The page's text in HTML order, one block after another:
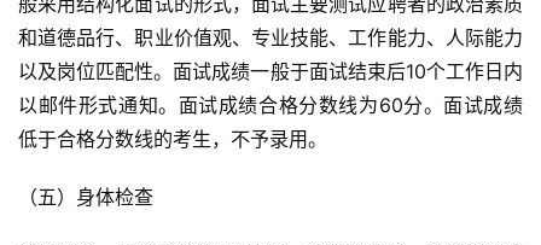
和道德品行、职业价值观、专业技能、工作能力、人际能力
以及岗位匹配性。面试成绩一般于面试结束后10个工作日内
以邮件形式通知。面试成绩合格分数线为60分。面试成绩
低于合格分数线的考生，不予录用。
（五）身体检查